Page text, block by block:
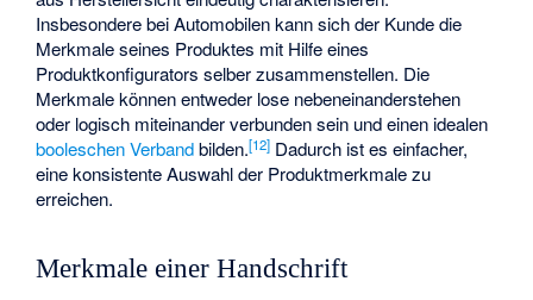
Insbesondere bei Automobilen kann sich der Kunde die
Merkmale seines Produktes mit Hilfe eines
Produktkonfigurators selber zusammenstellen. Die
Merkmale können entweder lose nebeneinanderstehen
oder logisch miteinander verbunden sein und einen idealen
booleschen Verbandbilden.[12] Dadurch ist es einfacher,
eine konsistente Auswahl der Produktmerkmale zu
erreichen.
Merkmale einer Handschrift